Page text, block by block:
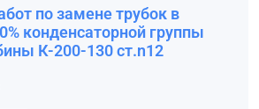
по замене трубок в
конденсаторной группы
К-200-130 ст.n12